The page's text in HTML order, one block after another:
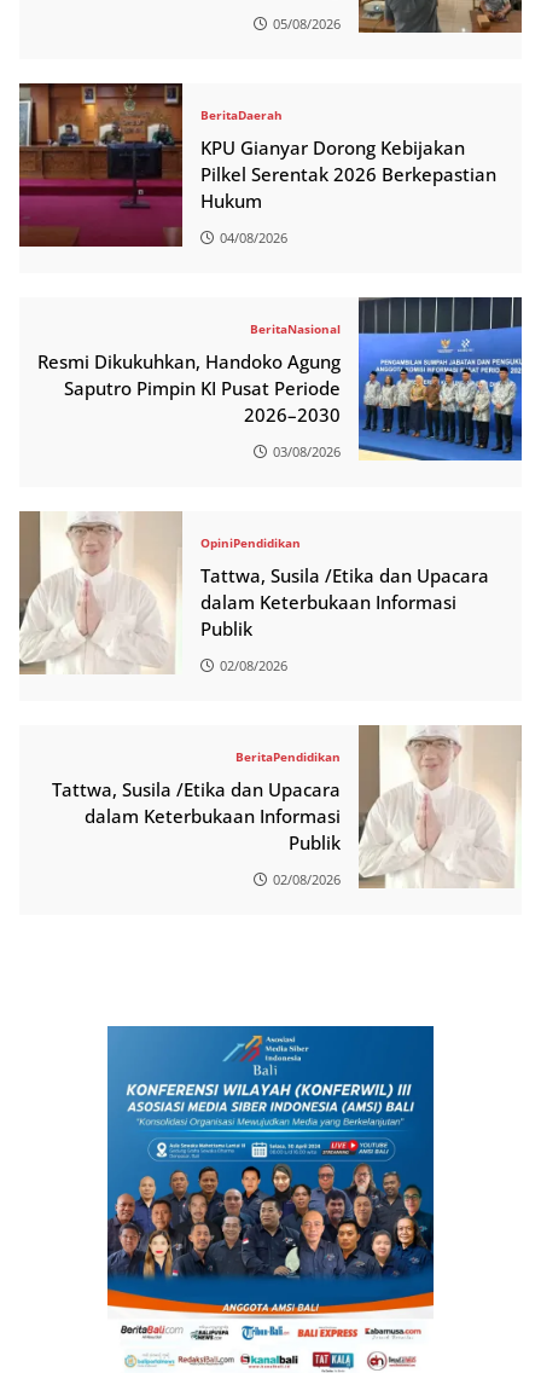
05/08/2026
BeritaDaerah
KPU Gianyar Dorong Kebijakan
Pilkel Serentak 2026 Berkepastian
Hukum
04/08/2026
BeritaNasional
Resmi Dikukuhkan, Handoko Agung
Saputro Pimpin KI Pusat Periode
2026–2030
03/08/2026
OpiniPendidikan
Tattwa, Susila /Etika dan Upacara
dalam Keterbukaan Informasi
Publik
02/08/2026
BeritaPendidikan
Tattwa, Susila /Etika dan Upacara
dalam Keterbukaan Informasi
Publik
02/08/2026